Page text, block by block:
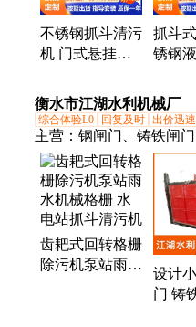
不锈钢抓斗清污
机 门式悬挂式
压格栅除污设备
抓斗
锈钢
齿抓
栅机
衡水市江湖水利机械厂
综合体验L0 回复及时 出价迅速
主营： 钢闸门、铸铁闸
格栅、回转式清污机、
轮启闭机、卷扬启闭机
门、液压启闭机、不锈
栅、木闸门、木叠梁闸
电两用启闭机、HDPE
齿耙式回转格栅
除污机泵站雨水
设计
门 铸